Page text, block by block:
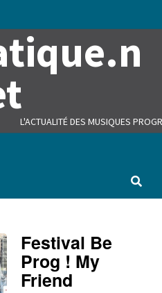
L'ACTUALITÉ DES MUSIQUES
Festival Be
Prog ! My
Friend